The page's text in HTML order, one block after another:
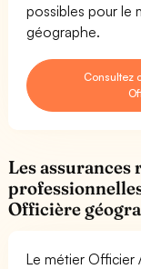
possibles pour le
géographe.
Consultez
Les
Officière
Le métier Officier